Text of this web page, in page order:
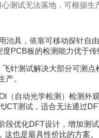
测试无法落地，可根据
治具，依靠可移动探针自
PCB板的检测能力优于传
飞针测试解决大部分可测
产。
（自动光学检测）检测外
测试，适合无法通过
段优化DFT设计，增加测
也是最具性价比的方案。